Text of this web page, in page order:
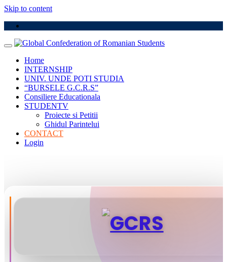
Skip to content
Home
INTERNSHIP
UNIV. UNDE POTI STUDIA
“BURSELE G.C.R.S”
Consiliere Educationala
STUDENTV
Proiecte si Petitii
Ghidul Parintelui
CONTACT
Login